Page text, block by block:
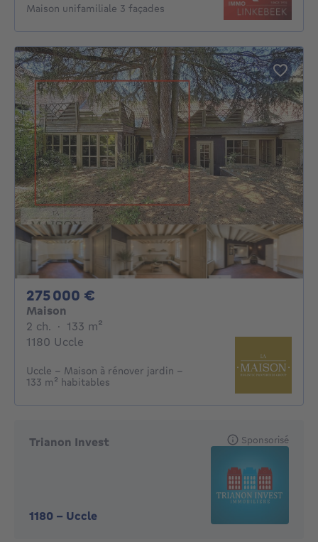
Maison unifamiliale 3 façades
275 000 €
Maison
2 ch. 2 chambres
· 133 m²
1180 Uccle
Uccle – Maison à rénover jardin –
133 m² habitables
Trianon Invest
1180 - Uccle
Sponsorisé